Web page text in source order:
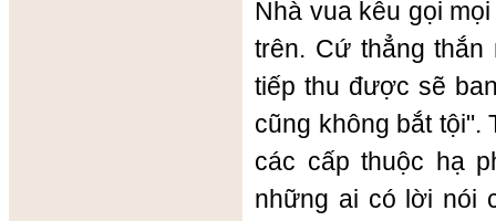
Nhà vua kêu gọi
trên. Cứ thẳng
tiếp thu được sẽ
cũng không bắt tội".
các cấp thuộc hạ
những ai có lời nói